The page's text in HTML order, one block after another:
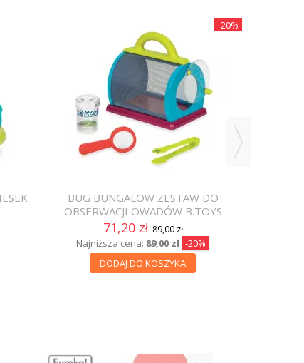
-20%
BUG BUNGALOW ZESTAW DO
OBSERWACJI OWADÓW B.TOYS
71,20 zł89,00 zł
Najniższa cena: 89,00 zł -20%
DODAJ DO KOSZYKA